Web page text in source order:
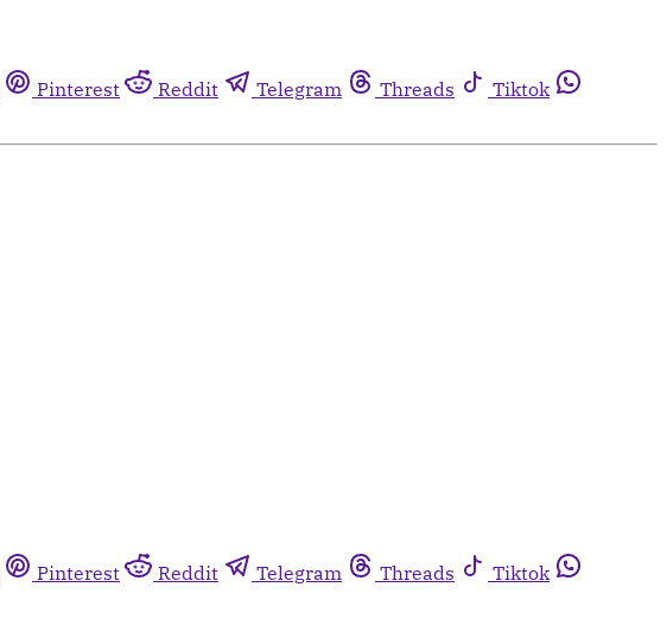
Pinterest Reddit Telegram Threads
Tiktok
Pinterest Reddit Telegram Threads
Tiktok